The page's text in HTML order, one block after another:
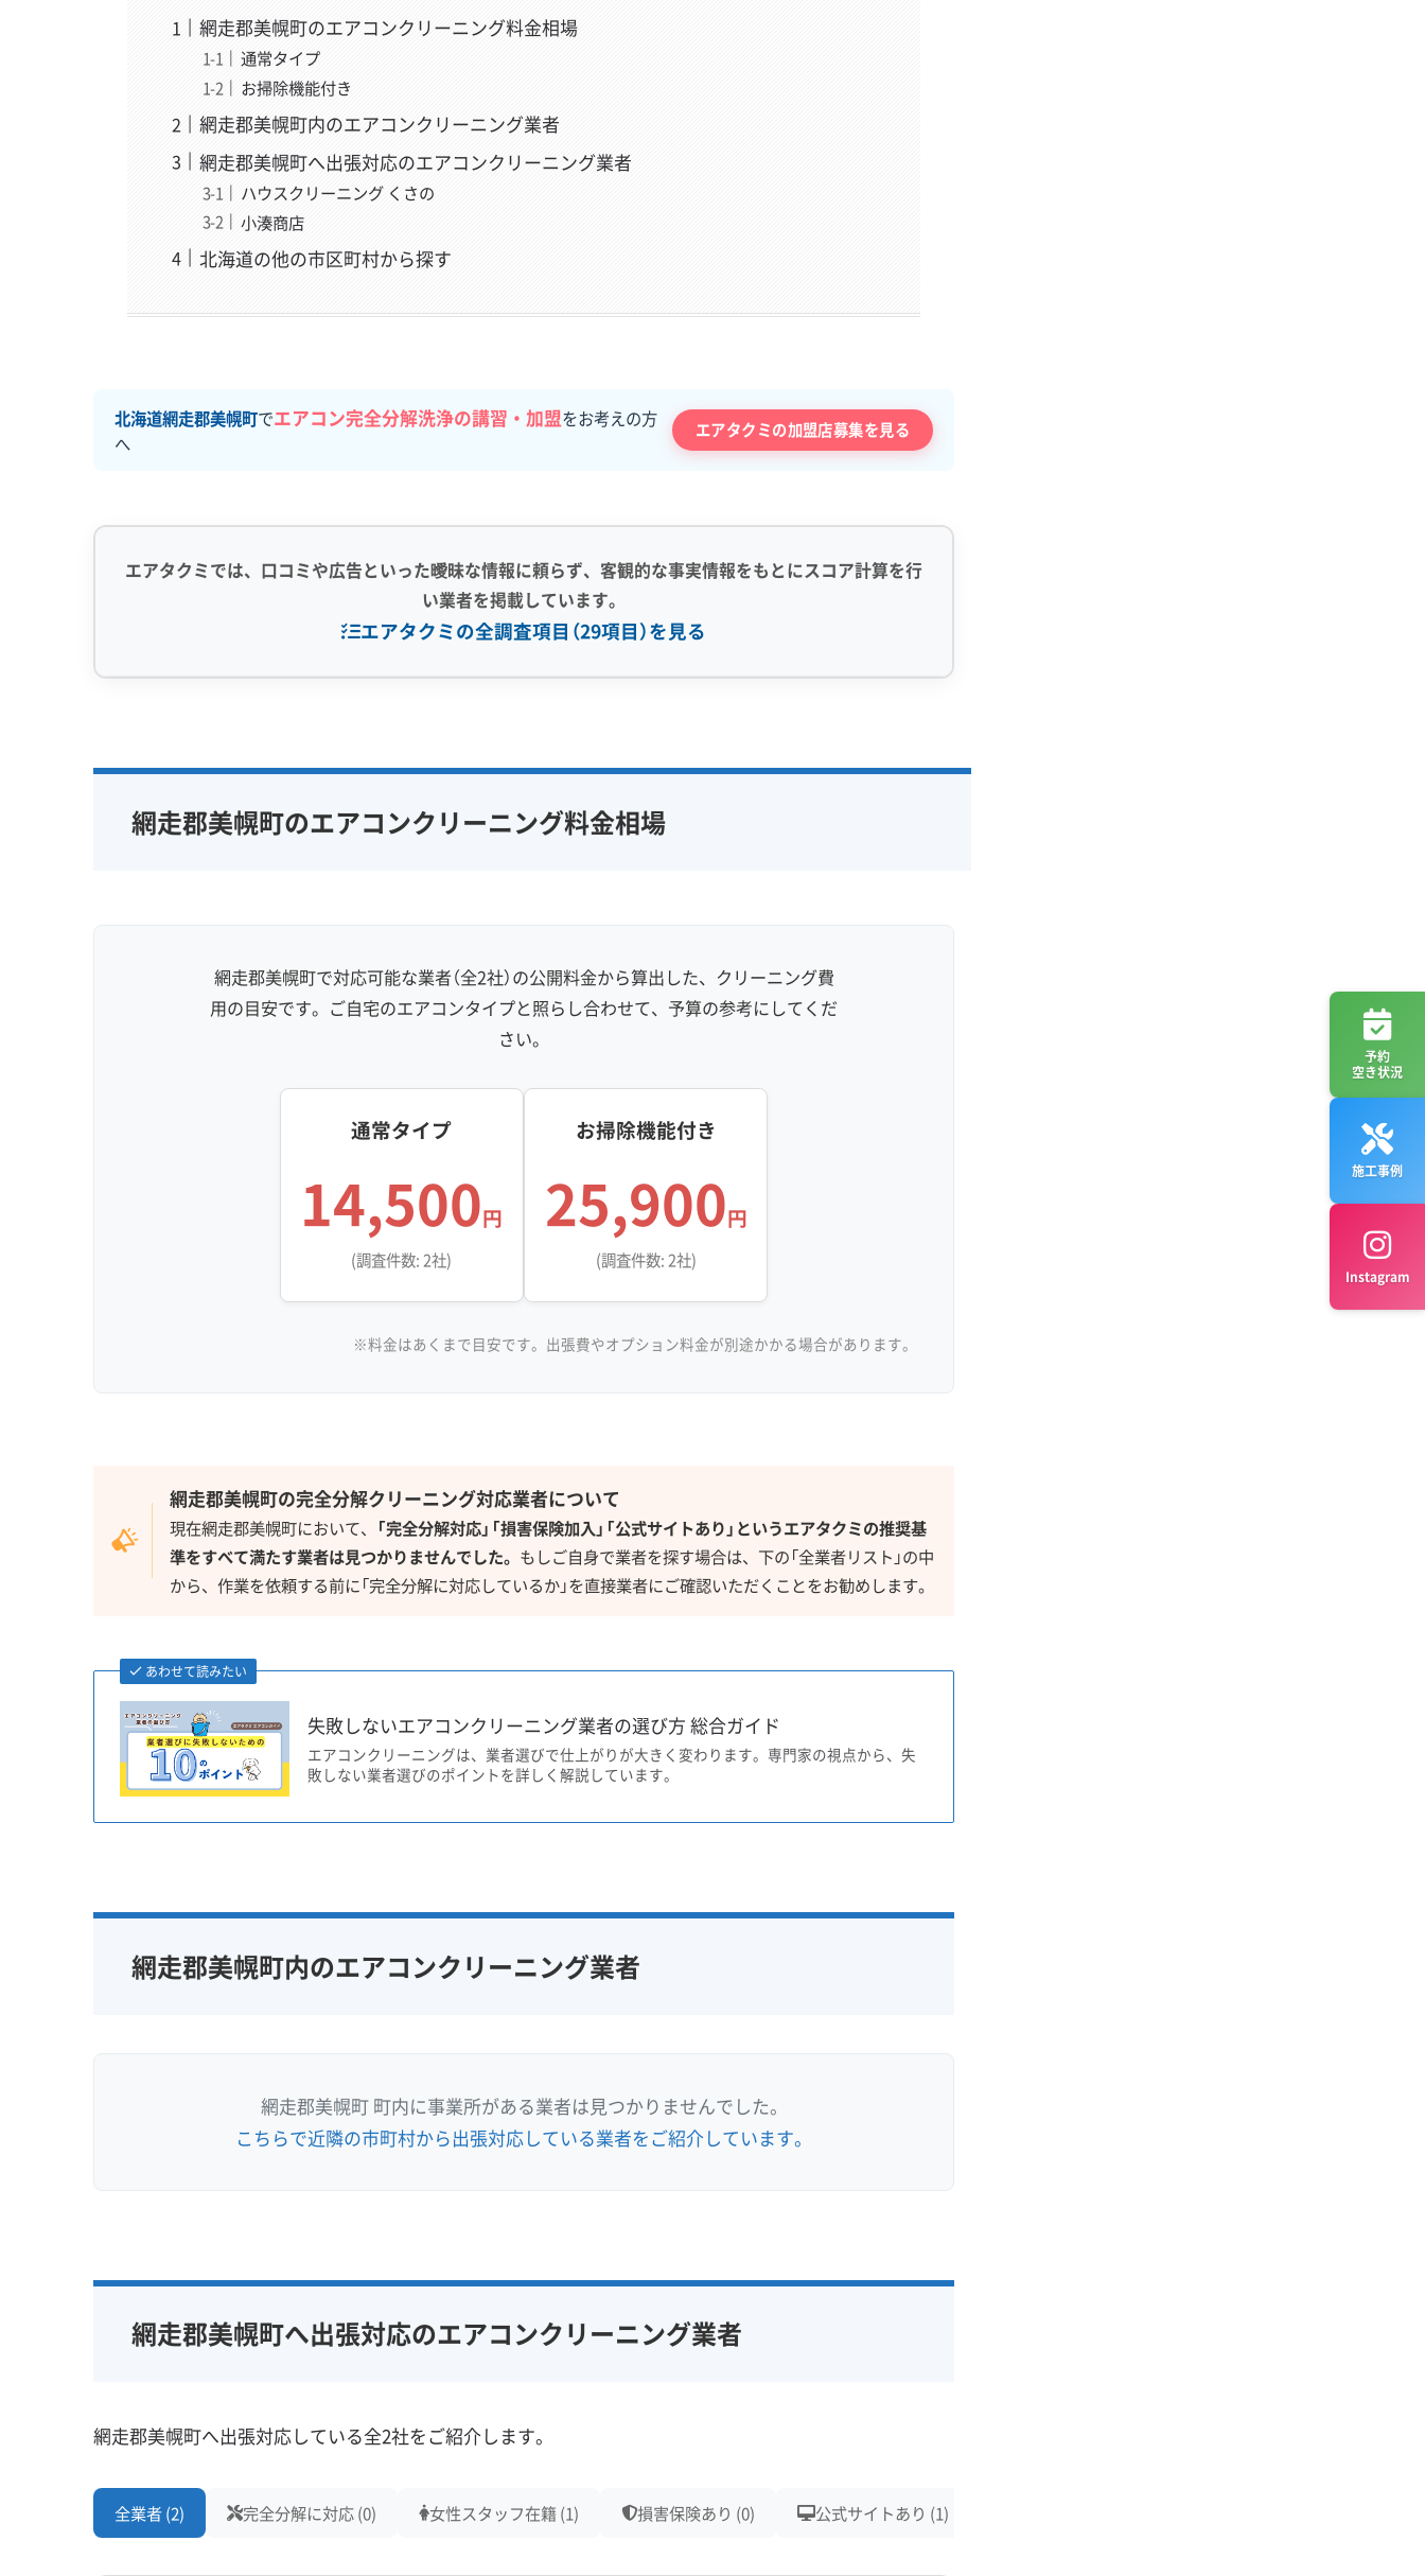
網走郡美幌町のエアコンクリーニング料金相場
通常タイプ
お掃除機能付き
網走郡美幌町内のエアコンクリーニング業者
網走郡美幌町へ出張対応のエアコンクリーニング業者
ハウスクリーニング くさの
小湊商店
北海道の他の市区町村から探す
北海道網走郡美幌町でエアコン完全分解洗浄の講習・加盟をお考えの方
へ
エアタクミの加盟店募集を見る
エアタクミでは、口コミや広告といった曖昧な情報に頼らず、客観的な事実情報をもとにスコア計算を行
い業者を掲載しています。
エアタクミの全調査項目（29項目）を見る
完全分解洗浄
部分クリーニング
家庭用エアコン
業務用エアコン
保証付き
アフターフォロー
アレルギー対策
ハウスダスト除去
定額料金 複数台割引
初回割引
※項目にカーソルを合わせると詳細な説明が表示されます。
網走郡美幌町のエアコンクリーニング料金相場
網走郡美幌町で対応可能な業者（全2社）の公開料金から算出した、クリーニング費
用の目安です。ご自宅のエアコンタイプと照らし合わせて、予算の参考にしてくだ
さい。
通常タイプ
14,500円
(調査件数: 2社)
お掃除機能付き
25,900円
(調査件数: 2社)
※料金はあくまで目安です。出張費やオプション料金が別途かかる場合があります。
網走郡美幌町の完全分解クリーニング対応業者について
現在網走郡美幌町において、 「完全分解対応」「損害保険加入」「公式サイトあり」というエアタクミの推奨基
準をすべて満たす業者は見つかりませんでした。 もしご自身で業者を探す場合は、下の「全業者リスト」の中
から、作業を依頼する前に「完全分解に対応しているか」を直接業者にご確認いただくことをお勧めします。
あわせて読みたい
失敗しないエアコンクリーニング業者の選び方 総合ガイド
エアコンクリーニングは、業者選びで仕上がりが大きく変わります。専門家の視点から、失
敗しない業者選びのポイントを詳しく解説しています。
網走郡美幌町内のエアコンクリーニング業者
網走郡美幌町 町内に事業所がある業者は見つかりませんでした。
こちらで近隣の市町村から出張対応している業者をご紹介しています。
網走郡美幌町へ出張対応のエアコンクリーニング業者
網走郡美幌町へ出張対応している全2社をご紹介します。
全業者 (2) 完全分解に対応 (0) 女性スタッフ在籍 (1) 損害保険あり (0) 公式サイトあり (1)
予約
空き状況
施工事例
Instagram